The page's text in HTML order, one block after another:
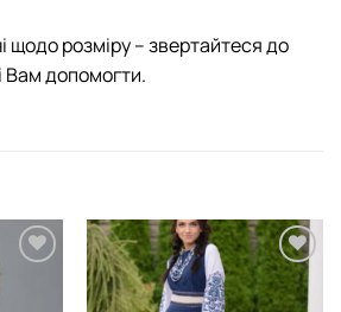
щодо розміру – звертайтеся до
Вам допомогти.
Додати
виріб у